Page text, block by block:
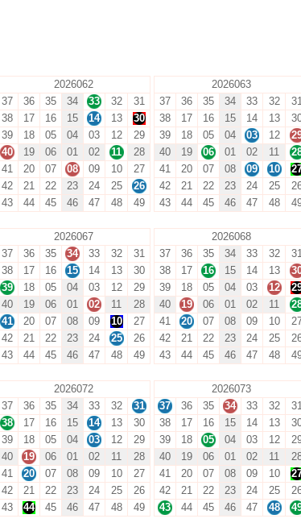
2026062
37
36 35 34 33 32
31
38
17 16 15 14 13
30
39
18 05 04 03 12
29
40
19 06 01 02 11
28
41
20 07 08 09 10
27
42
21 22 23 24 25
26
43
44 45 46 47 48 49
2026063
37
36 35 34 33 32
38
17 16 15 14 13
39
18 05 04 03 12
40
19 06 01 02 11
41
20 07 08 09 10
42
21 22 23 24 25
43
44 45 46 47 48
2026067
37
36 35 34 33 32
31
38
17 16 15 14 13
30
39
18 05 04 03 12
29
40
19 06 01 02 11
28
41
20 07 08 09 10
27
42
21 22 23 24 25
26
43
44 45 46 47 48 49
2026068
37
36 35 34 33 32
38
17 16 15 14 13
39
18 05 04 03 12
40
19 06 01 02 11
41
20 07 08 09 10
42
21 22 23 24 25
43
44 45 46 47 48
2026072
37
36 35 34 33 32
31
38
17 16 15 14 13
30
39
18 05 04 03 12
29
40
19 06 01 02 11
28
41
20 07 08 09 10
27
42
21 22 23 24 25
26
43
44 45 46 47 48 49
2026073
37
36 35 34 33 32
38
17 16 15 14 13
39
18 05 04 03 12
40
19 06 01 02 11
41
20 07 08 09 10
42
21 22 23 24 25
43
44 45 46 47 48